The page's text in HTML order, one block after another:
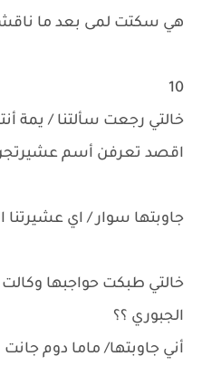
هي سكتت لمى بعد ما
10
خالتي رجعت سألتنا / يمة
اقصد تعرفن أسم
جاوبتها سوار / اي عشيرتنا
خالتي طبكت حواجبها
الجبوري ؟؟
أني جاوبتها/ ماما دوم جانت